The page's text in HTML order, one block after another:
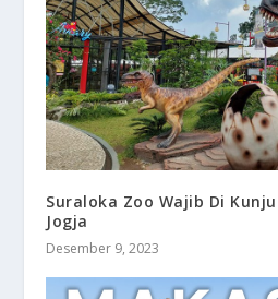
Suraloka Zoo Wajib Di
Jogja
Desember 9, 2023